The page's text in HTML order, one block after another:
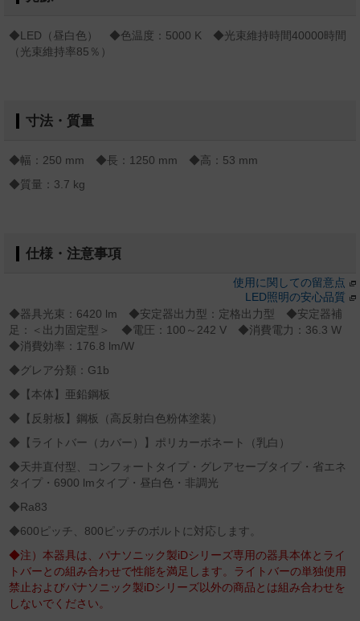
◆LED（昼白色） ◆色温度：5000 K ◆光束維持時間40000時間
（光束維持率85％）
寸法・質量
◆幅：250 mm ◆長：1250 mm ◆高：53 mm
◆質量：3.7 kg
仕様・注意事項
使用に関しての留意点
LED照明の安心品質
◆器具光束：6420 lm ◆安定器出力型：定格出力型 ◆安定器補
足：＜出力固定型＞ ◆電圧：100～242 V ◆消費電力：36.3 W
◆消費効率：176.8 lm/W
◆グレア分類：G1b
◆【本体】亜鉛鋼板
◆【反射板】鋼板（高反射白色粉体塗装）
◆【ライトバー（カバー）】ポリカーボネート（乳白）
◆天井直付型、コンフォートタイプ・グレアセーブタイプ・省エネ
タイプ・6900 lmタイプ・昼白色・非調光
◆Ra83
◆600ピッチ、800ピッチのボルトに対応します。
◆注）本器具は、パナソニック製iDシリーズ専用の器具本体とライ
トバーとの組み合わせで性能を満足します。ライトバーの単独使用
禁止およびパナソニック製iDシリーズ以外の商品とは組み合わせを
しないでください。